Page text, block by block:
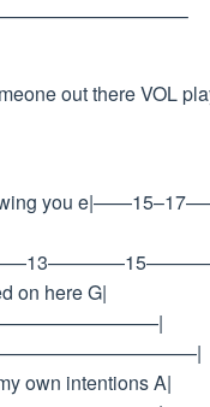
out there VOL
you
on here G|
own intentions A|